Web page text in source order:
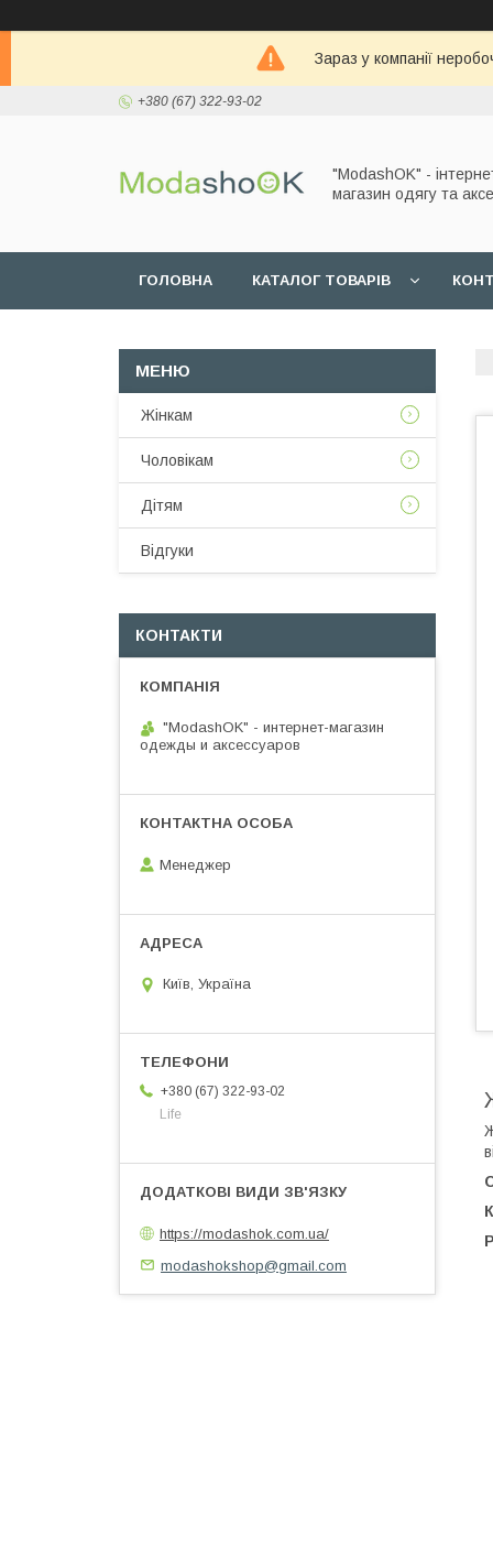
Зараз у компанії
+380 (67) 322-93-02
"ModashOK" -
магазин одягу та
ГОЛОВНА КАТАЛОГ ТОВАРІВ
Жінкам
Чоловікам
Дітям
Відгуки
КОНТАКТИ
"ModashOK" - интернет-магазин
одежды и аксессуаров
Менеджер
Київ, Україна
+380 (67) 322-93-02
Life
https://modashok.com.ua/
modashokshop@gmail.com